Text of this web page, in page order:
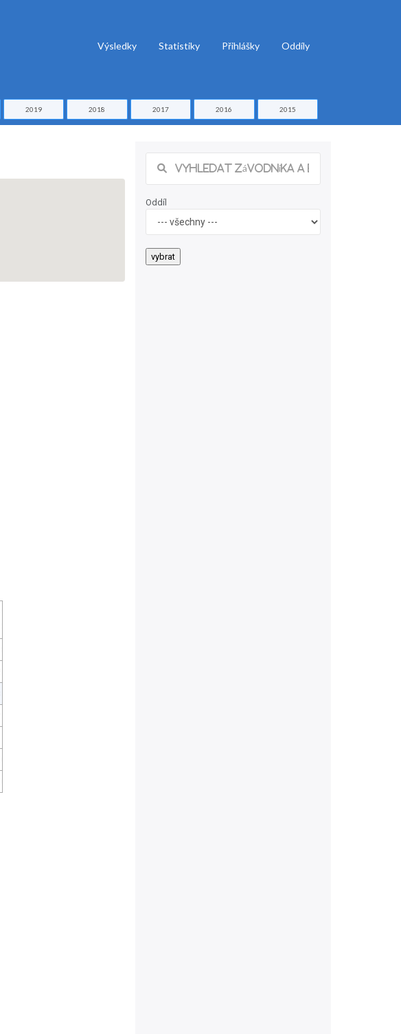
Výsledky Statistiky Přihlášky Oddíly
2019 2018 2017 2016 2015
Oddíl